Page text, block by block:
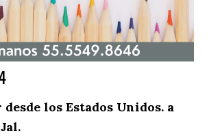
los Estados Unidos. a